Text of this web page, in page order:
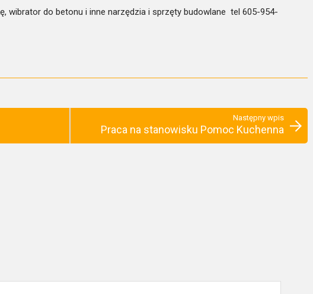
wibrator do betonu i inne narzędzia i sprzęty budowlane tel 605-954-
Następny wpis
Praca na stanowisku Pomoc Kuchenna